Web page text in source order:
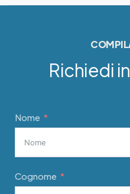
Richiedi
Nome
Cognome